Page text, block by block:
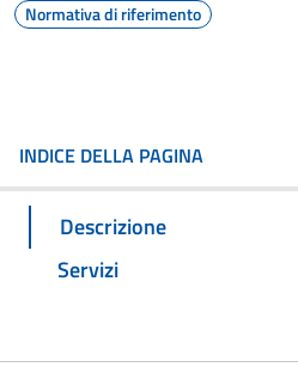
Normativa di riferimento
INDICE DELLA PAGINA
Descrizione
Servizi